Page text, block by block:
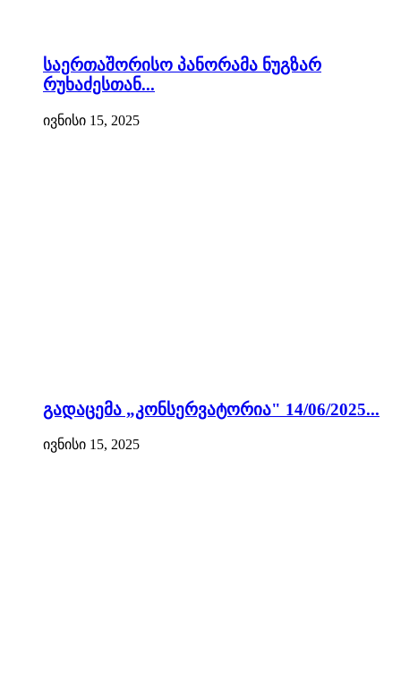
საერთაშორისო პანორამა ნუგზარ
რუხაძესთან...
ივნისი 15, 2025
გადაცემა „კონსერვატორია" 14/06/2025...
ივნისი 15, 2025